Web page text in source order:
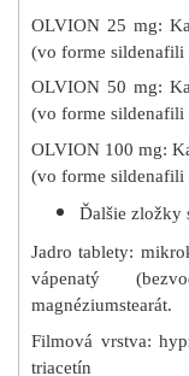
OLVION 25 mg:
(vo forme sildenafili
OLVION 50 mg:
(vo forme sildenafili
OLVION 100 mg:
(vo forme sildenafili
Ďalšie zložky
Jadro tablety:
vápenatý
magnéziumstearát.
Filmová vrstva:
triacetín